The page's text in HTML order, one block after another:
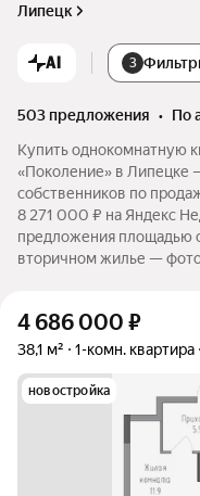
Липецк
AI 3
503 предложения •
Купить однокомнатную
«Поколение» в Липецке
собственников по
8 271 000 ₽ на Яндекс
предложения площадью
вторичном жилье —
4 686 000 ₽
38,1 м² 1-комн. квартира
новостройка